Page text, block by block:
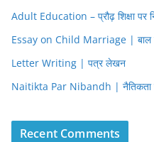
Adult Education – प्रौढ़ शिक्षा पर
Essay on Child Marriage | बाल
Letter Writing | पत्र लेखन
Naitikta Par Nibandh | नैतिकता
Recent Comments